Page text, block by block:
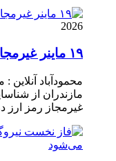
2026
۱۹ ماینر غیرمجاز در مازندران از مدار خارج شد
محمودآباد
غیرمجاز رمز ارز